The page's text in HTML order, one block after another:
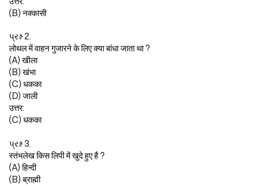
(B) नक्कासी
પ્રશ્ન 2.
लोथल में वाहन गुजारने के लिए क्या बांधा जाता था ?
(A) खीला
(B) खंभा
(C) धकका
(D) जाली
उत्तर:
(C) धकका
પ્રશ્ન 3.
स्तंभलेख किस लिपी में खुदे हुए है ?
(A) हिन्दी
(B) ब्राह्मी